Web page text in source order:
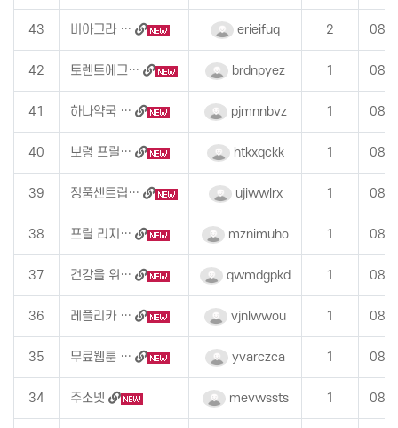
43 비아그라 … erieifuq 2 08-
42 토렌트에그… brdnpyez 1 08-
41 하나약국 … pjmnnbvz 1 08-
40 보령 프릴… htkxqckk 1 08-
39 정품센트립… ujiwwlrx 1 08-
38 프릴 리지… mznimuho 1 08-
37 건강을 위… qwmdgpkd 1 08-
36 레플리카 … vjnlwwou 1 08-
35 무료웹툰 … yvarczca 1 08-
34 주소넷 mevwssts 1 08-